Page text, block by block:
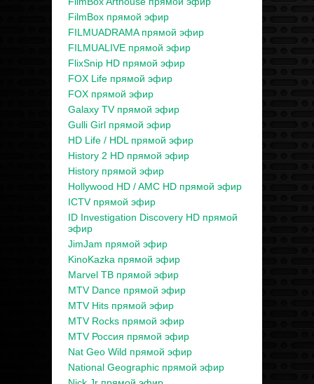
FilmBox прямой эфир
FILMUADRAMA прямой эфир
FILMUALIVE прямой эфир
FlixSnip HD прямой эфир
FOX Life прямой эфир
FOX прямой эфир
Galaxy TV прямой эфир
Gulli Girl прямой эфир
HD Life / HDL прямой эфир
History 2 HD прямой эфир
History прямой эфир
Hollywood HD / AMC HD прямой эфир
ICTV прямой эфир
ID Investigation Discovery HD прямой
эфир
JimJam прямой эфир
KinoKazka прямой эфир
Marvel ТВ прямой эфир
MTV Dance прямой эфир
MTV Hits прямой эфир
MTV Rocks прямой эфир
MTV Россия прямой эфир
Nat Geo Wild прямой эфир
National Geographic прямой эфир